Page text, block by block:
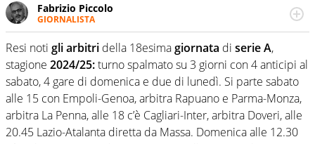
Fabrizio Piccolo
GIORNALISTA
Nella sua carriera ha seguito numerose manifestazioni
sportive e collaborato con agenzie e testate. Esperienza,
competenza, conoscenza e memoria storica. Si occupa
prevalentemente di calcio
Resi noti gli arbitri della 18esimagiornata di serie A,
stagione 2024/25:turno spalmato su 3 giorni con 4 anticipi al
sabato, 4 gare di domenica e due di lunedì. Si parte sabato
alle 15 con Empoli-Genoa, arbitra Rapuano e Parma-Monza,
arbitra La Penna, alle 18 c’è Cagliari-Inter, arbitra Doveri, alle
20.45 Lazio-Atalanta diretta da Massa. Domenica alle 12.30